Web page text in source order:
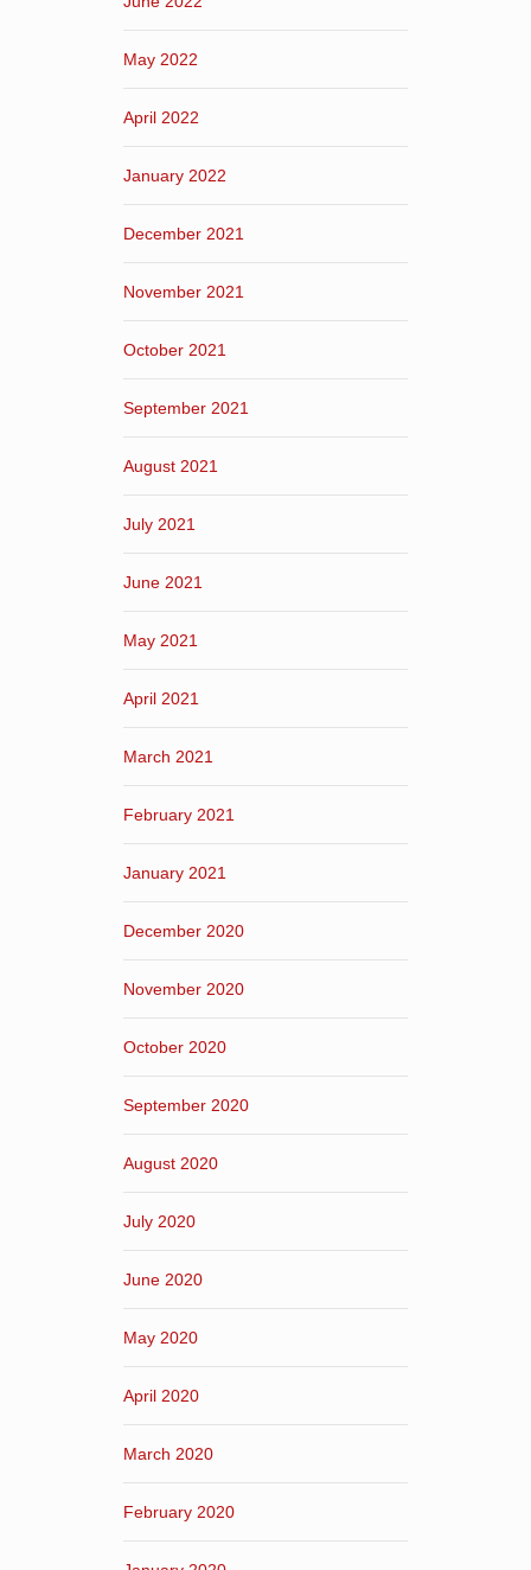
May 2022
April 2022
January 2022
December 2021
November 2021
October 2021
September 2021
August 2021
July 2021
June 2021
May 2021
April 2021
March 2021
February 2021
January 2021
December 2020
November 2020
October 2020
September 2020
August 2020
July 2020
June 2020
May 2020
April 2020
March 2020
February 2020